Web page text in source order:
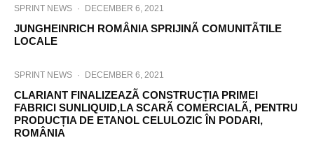
SPRINT NEWS · DECEMBER 6, 2021
JUNGHEINRICH ROMÂNIA SPRIJINÃ COMUNITÃTILE
LOCALE
SPRINT NEWS · DECEMBER 6, 2021
CLARIANT FINALIZEAZÃ CONSTRUCȚIA PRIMEI
FABRICI SUNLIQUID,LA SCARÃ COMERCIALÃ, PENTRU
PRODUCȚIA DE ETANOL CELULOZIC ÎN PODARI,
ROMÂNIA